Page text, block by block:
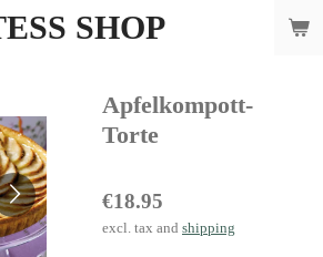
SHOP
Apfelkompott-
Torte
€18.95
excl. tax and shipping